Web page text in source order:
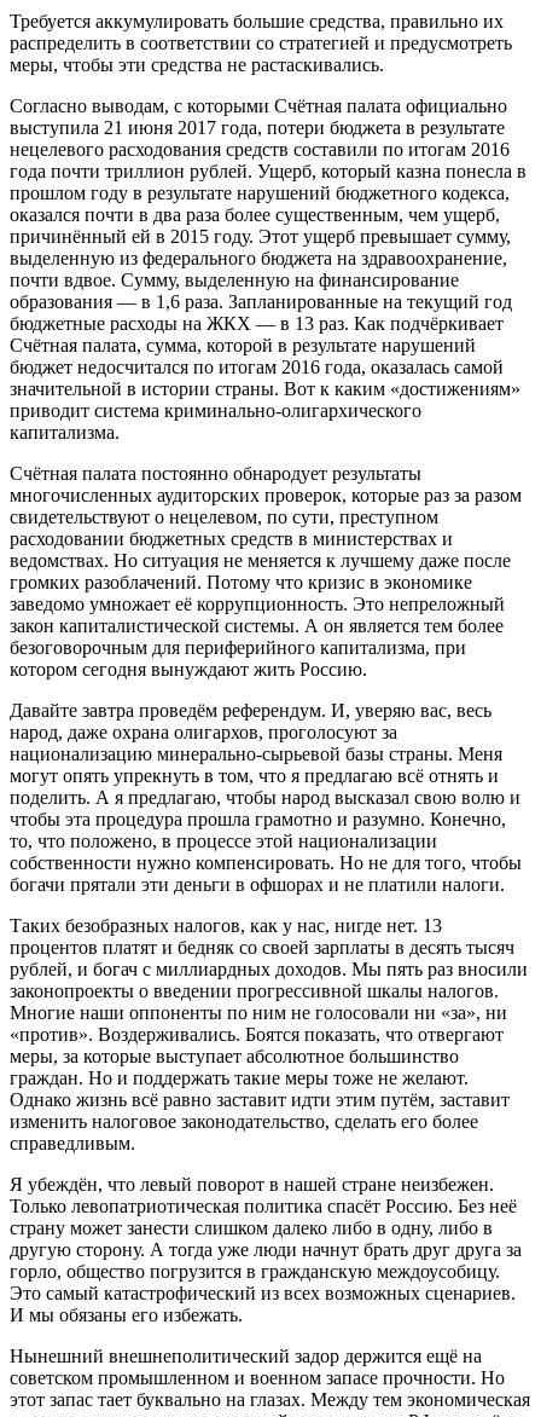
Требуется аккумулировать большие средства, правильно их
распределить в соответствии со стратегией и предусмотреть
меры, чтобы эти средства не растаскивались.
Согласно выводам, с которыми Счётная палата официально
выступила 21 июня 2017 года, потери бюджета в результате
нецелевого расходования средств составили по итогам 2016
года почти триллион рублей. Ущерб, который казна понесла в
прошлом году в результате нарушений бюджетного кодекса,
оказался почти в два раза более существенным, чем ущерб,
причинённый ей в 2015 году. Этот ущерб превышает сумму,
выделенную из федерального бюджета на здравоохранение,
почти вдвое. Сумму, выделенную на финансирование
образования — в 1,6 раза. Запланированные на текущий год
бюджетные расходы на ЖКХ — в 13 раз. Как подчёркивает
Счётная палата, сумма, которой в результате нарушений
бюджет недосчитался по итогам 2016 года, оказалась самой
значительной в истории страны. Вот к каким «достижениям»
приводит система криминально-олигархического
капитализма.
Счётная палата постоянно обнародует результаты
многочисленных аудиторских проверок, которые раз за разом
свидетельствуют о нецелевом, по сути, преступном
расходовании бюджетных средств в министерствах и
ведомствах. Но ситуация не меняется к лучшему даже после
громких разоблачений. Потому что кризис в экономике
заведомо умножает её коррупционность. Это непреложный
закон капиталистической системы. А он является тем более
безоговорочным для периферийного капитализма, при
котором сегодня вынуждают жить Россию.
Давайте завтра проведём референдум. И, уверяю вас, весь
народ, даже охрана олигархов, проголосуют за
национализацию минерально-сырьевой базы страны. Меня
могут опять упрекнуть в том, что я предлагаю всё отнять и
поделить. А я предлагаю, чтобы народ высказал свою волю и
чтобы эта процедура прошла грамотно и разумно. Конечно,
то, что положено, в процессе этой национализации
собственности нужно компенсировать. Но не для того, чтобы
богачи прятали эти деньги в офшорах и не платили налоги.
Таких безобразных налогов, как у нас, нигде нет. 13
процентов платят и бедняк со своей зарплаты в десять тысяч
рублей, и богач с миллиардных доходов. Мы пять раз вносили
законопроекты о введении прогрессивной шкалы налогов.
Многие наши оппоненты по ним не голосовали ни «за», ни
«против». Воздерживались. Боятся показать, что отвергают
меры, за которые выступает абсолютное большинство
граждан. Но и поддержать такие меры тоже не желают.
Однако жизнь всё равно заставит идти этим путём, заставит
изменить налоговое законодательство, сделать его более
справедливым.
Я убеждён, что левый поворот в нашей стране неизбежен.
Только левопатриотическая политика спасёт Россию. Без неё
страну может занести слишком далеко либо в одну, либо в
другую сторону. А тогда уже люди начнут брать друг друга за
горло, общество погрузится в гражданскую междоусобицу.
Это самый катастрофический из всех возможных сценариев.
И мы обязаны его избежать.
Нынешний внешнеполитический задор держится ещё на
советском промышленном и военном запасе прочности. Но
этот запас тает буквально на глазах. Между тем экономическая